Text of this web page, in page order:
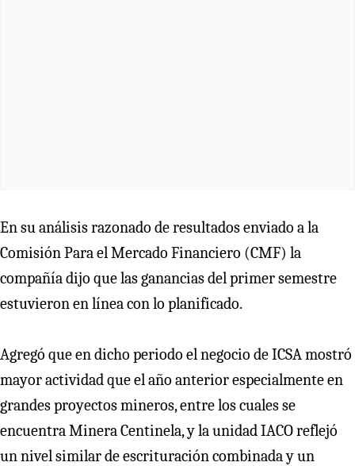
En su análisis razonado de resultados enviado a la
Comisión Para el Mercado Financiero (CMF) la
compañía dijo que las ganancias del primer semestre
estuvieron en línea con lo planificado.
Agregó que en dicho periodo el negocio de ICSA mostró
mayor actividad que el año anterior especialmente en
grandes proyectos mineros, entre los cuales se
encuentra Minera Centinela, y la unidad IACO reflejó
un nivel similar de escrituración combinada y un